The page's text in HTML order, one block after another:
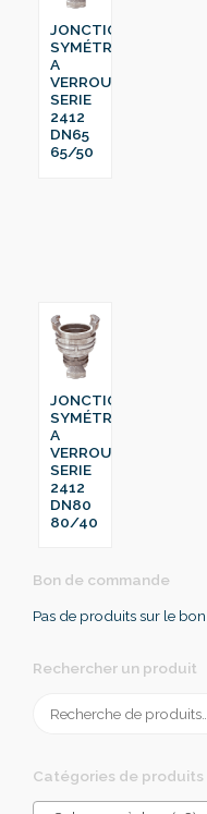
JONCTION
SYMÉTRIQUE
A
VERROU
SERIE
2412
DN65
65/50
JONCTION
SYMÉTRIQUE
A
VERROU
SERIE
2412
DN80
80/40
Bon de commande
Pas de produits sur le
Rechercher un produit
pour :
Catégories de produits